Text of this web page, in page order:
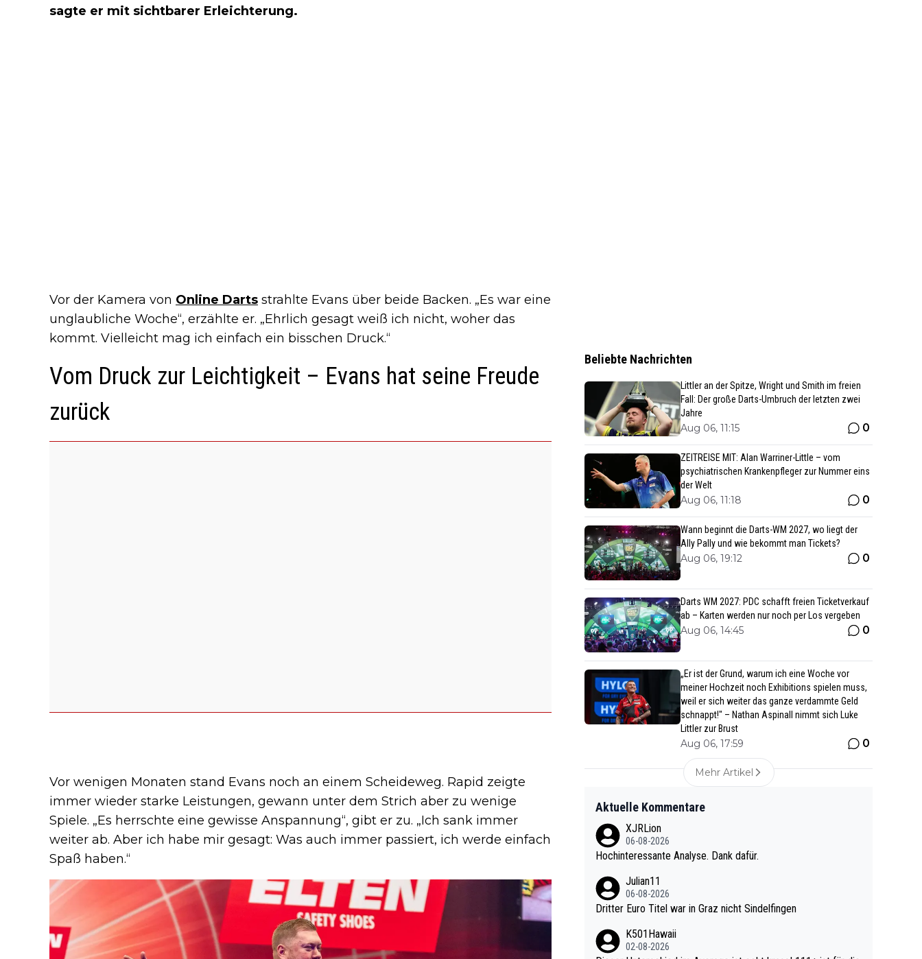
sagte er mit sichtbarer Erleichterung.
Vor der Kamera von Online Darts strahlte Evans über beide Backen. „Es war eine
unglaubliche Woche“, erzählte er. „Ehrlich gesagt weiß ich nicht, woher das
kommt. Vielleicht mag ich einfach ein bisschen Druck.“
Vom Druck zur Leichtigkeit – Evans hat seine Freude
zurück
Vor wenigen Monaten stand Evans noch an einem Scheideweg. Rapid zeigte
immer wieder starke Leistungen, gewann unter dem Strich aber zu wenige
Spiele. „Es herrschte eine gewisse Anspannung“, gibt er zu. „Ich sank immer
weiter ab. Aber ich habe mir gesagt: Was auch immer passiert, ich werde einfach
Spaß haben.“
Beliebte Nachrichten
Littler an der Spitze, Wright und Smith im freien
Fall: Der große Darts-Umbruch der letzten zwei
Jahre
Aug 06, 11:15 0
ZEITREISE MIT: Alan Warriner-Little – vom
psychiatrischen Krankenpfleger zur Nummer eins
der Welt
Aug 06, 11:18 0
Wann beginnt die Darts-WM 2027, wo liegt der
Ally Pally und wie bekommt man Tickets?
Aug 06, 19:12 0
Darts WM 2027: PDC schafft freien Ticketverkauf
ab – Karten werden nur noch per Los vergeben
Aug 06, 14:45 0
„Er ist der Grund, warum ich eine Woche vor
meiner Hochzeit noch Exhibitions spielen muss,
weil er sich weiter das ganze verdammte Geld
schnappt!" – Nathan Aspinall nimmt sich Luke
Littler zur Brust
Aug 06, 17:59 0
Mehr Artikel
Aktuelle Kommentare
XJRLion
06-08-2026
Hochinteressante Analyse. Dank dafür.
Julian11
06-08-2026
Dritter Euro Titel war in Graz nicht Sindelfingen
K501Hawaii
02-08-2026